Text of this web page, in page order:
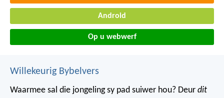
Android
Op u webwerf
Willekeurig Bybelvers
Waarmee sal die jongeling sy pad suiwer hou? Deur dit